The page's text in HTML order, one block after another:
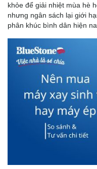
khỏe để giải nhiệt mùa hè
nhưng ngân sách lại giới
phân khúc bình dân hiện